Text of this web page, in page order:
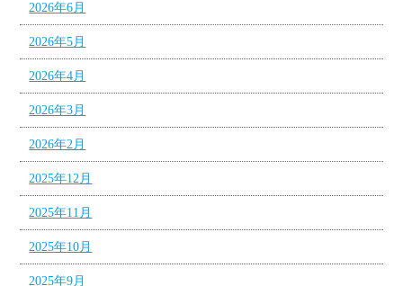
2026年6月
2026年5月
2026年4月
2026年3月
2026年2月
2025年12月
2025年11月
2025年10月
2025年9月